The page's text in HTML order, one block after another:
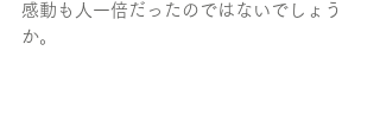
感動も人一倍だったのではないでしょう
か。